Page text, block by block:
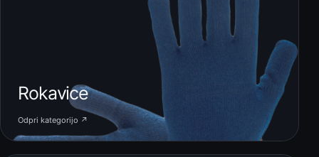
Rokavice
Odpri kategorijo ↗